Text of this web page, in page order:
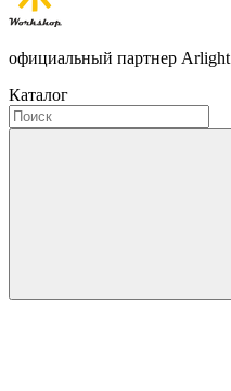
официальный партнер Arlight
Каталог